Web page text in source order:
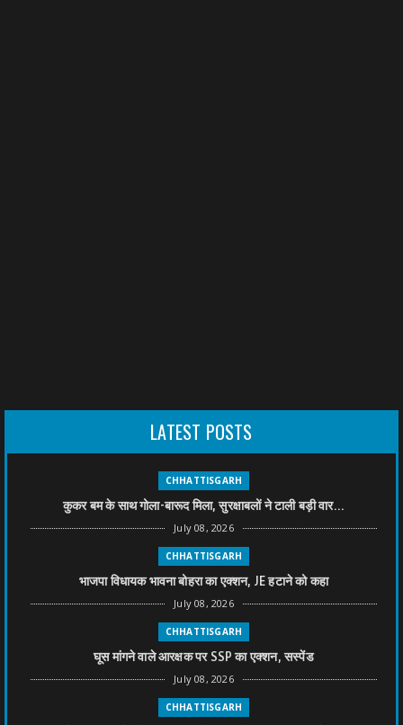
LATEST POSTS
CHHATTISGARH
कुकर बम के साथ गोला-बारूद मिला, सुरक्षाबलों ने टाली बड़ी वार...
July 08, 2026
CHHATTISGARH
भाजपा विधायक भावना बोहरा का एक्शन, JE हटाने को कहा
July 08, 2026
CHHATTISGARH
घूस मांगने वाले आरक्षक पर SSP का एक्शन, सस्पेंड
July 08, 2026
CHHATTISGARH